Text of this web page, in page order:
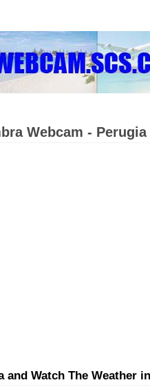
Webcam - Perugia
and Watch The Weather